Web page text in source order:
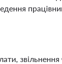
звільнення